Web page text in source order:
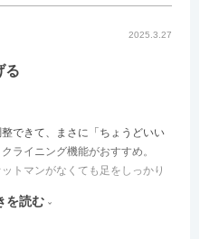
2025.3.27
る
できて、まさに「ちょうどいい
ライニング機能がおすすめ。
トマンがなくても足をしっかり
がらリラックスできるのが嬉し
を読む